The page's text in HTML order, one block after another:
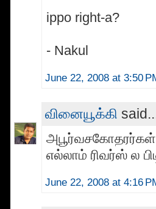
ippo right-a?
- Nakul
June 22, 2008 at 3:50
வினையூக்கி
எல்லாம் ரிவர்ஸ் ல
June 22, 2008 at 4:16